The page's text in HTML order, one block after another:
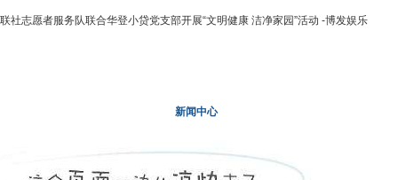
联社志愿者服务队联合华登小贷党支部开展“文明健康 洁净家园”活动 -博发娱乐
新闻中心